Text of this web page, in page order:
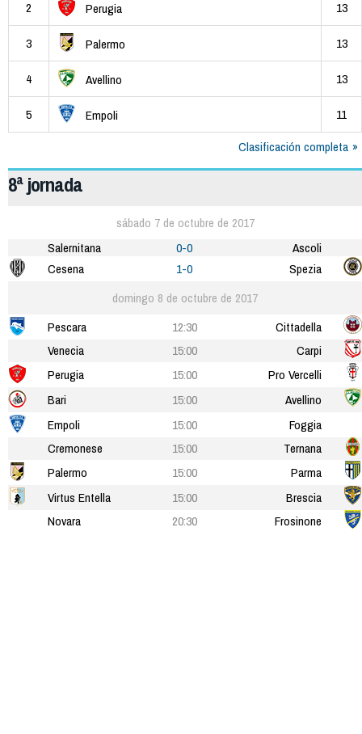
2 Perugia 13
3 Palermo 13
4 Avellino 13
5 Empoli
11
Clasificación completa
8ª jornada
sábado 7 de octubre de 2017
Salernitana
0-0
Ascoli
Cesena
1-0
Spezia
domingo 8 de octubre de 2017
Pescara
12:30
Cittadella
Venecia
15:00
Carpi
Perugia
15:00
Pro Vercelli
Bari
15:00
Avellino
Empoli
15:00
Foggia
Cremonese
15:00
Ternana
Palermo
15:00
Parma
Virtus Entella
15:00
Brescia
Novara
20:30 Frosinone